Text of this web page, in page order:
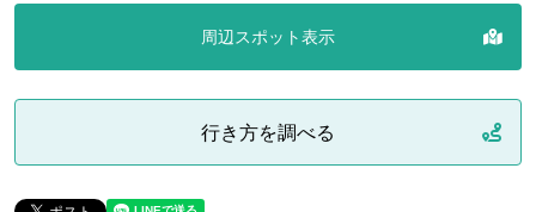
周辺スポット表示
行き方を調べる